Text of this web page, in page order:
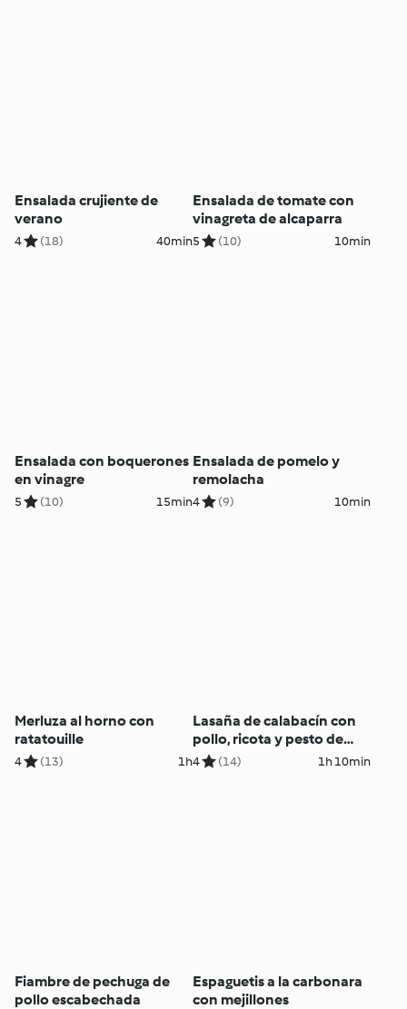
Ensalada crujiente de
verano
4 (18) 40min
Ensalada de tomate con
vinagreta de alcaparra
5 (10) 10min
Ensalada con boquerones
en vinagre
5 (10) 15min
Ensalada de pomelo y
remolacha
4 (9) 10min
Merluza al horno con
ratatouille
4 (13) 1h
Lasaña de calabacín con
pollo, ricota y pesto de
nuez
4 (14) 1h 10min
Fiambre de pechuga de
pollo escabechada
Espaguetis a la carbonara
con mejillones